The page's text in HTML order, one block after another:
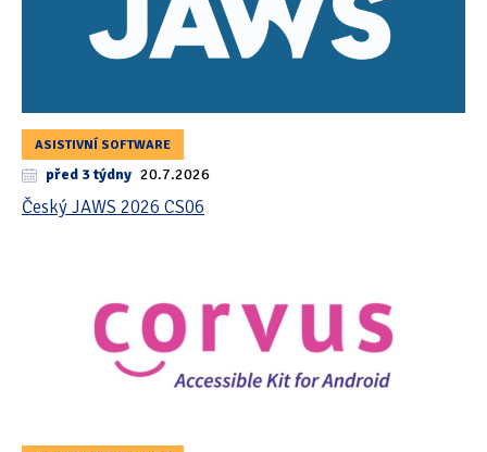
ASISTIVNÍ SOFTWARE
před 3 týdny 20.7.2026
Český JAWS 2026 CS06